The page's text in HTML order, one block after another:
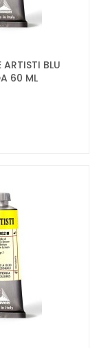
ARTISTI BLU
60 ML